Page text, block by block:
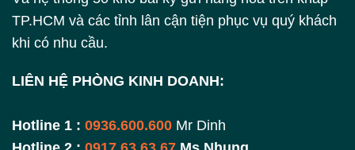
TP.HCM và các tỉnh lân cận tiện phục vụ quý khách
khi có nhu cầu.
LIÊN HỆ PHÒNG KINH DOANH:
Hotline 1 : 0936.600.600 Mr Dinh